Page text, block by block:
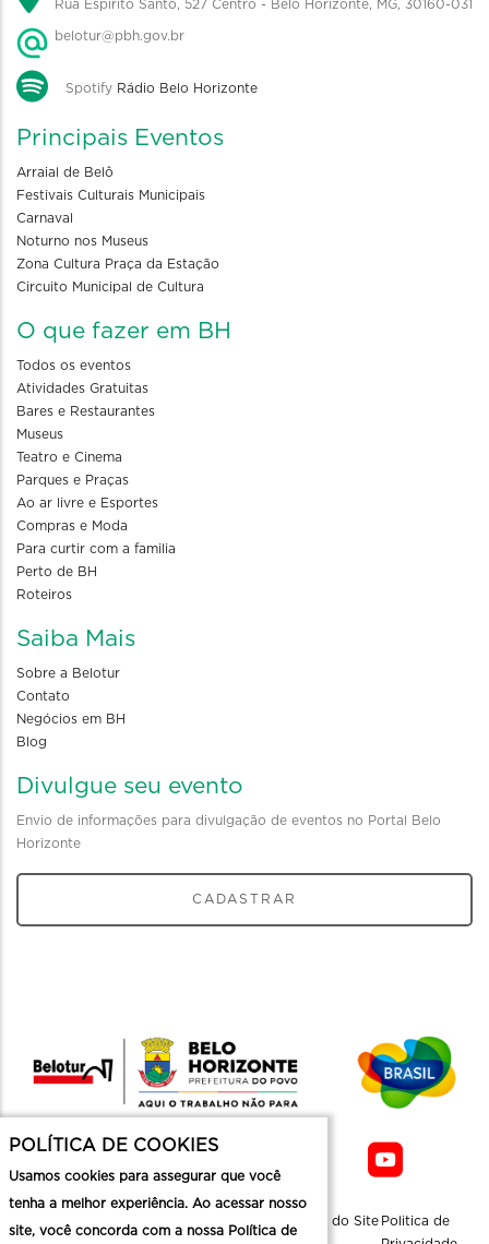
Rua Espírito Santo, 527 Centro - Belo Horizonte, MG, 30160-031
belotur@pbh.gov.br
Spotify Rádio Belo Horizonte
Principais Eventos
Arraial de Belô
Festivais Culturais Municipais
Carnaval
Noturno nos Museus
Zona Cultura Praça da Estação
Circuito Municipal de Cultura
O que fazer em BH
Todos os eventos
Atividades Gratuitas
Bares e Restaurantes
Museus
Teatro e Cinema
Parques e Praças
Ao ar livre e Esportes
Compras e Moda
Para curtir com a familia
Perto de BH
Roteiros
Saiba Mais
Sobre a Belotur
Contato
Negócios em BH
Blog
Divulgue seu evento
Envio de informações para divulgação de eventos no Portal Belo
Horizonte
CADASTRAR
Mapa do Site Politica de
POLÍTICA DE COOKIES
Usamos cookies para assegurar que você
tenha a melhor experiência. Ao acessar nosso
site, você concorda com a nossa Política de